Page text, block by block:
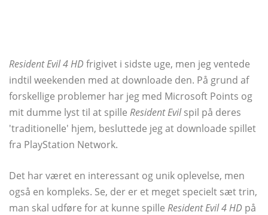
Resident Evil 4 HD frigivet i sidste uge, men jeg ventede
indtil weekenden med at downloade den. På grund af
forskellige problemer har jeg med Microsoft Points og
mit dumme lyst til at spille Resident Evilspil på deres
'traditionelle' hjem, besluttede jeg at downloade spillet
fra PlayStation Network.
Det har været en interessant og unik oplevelse, men
også en kompleks. Se, der er et meget specielt sæt trin,
man skal udføre for at kunne spille Resident Evil 4 HD på